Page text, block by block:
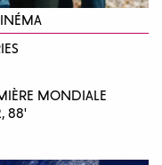
MONDIALE
88'